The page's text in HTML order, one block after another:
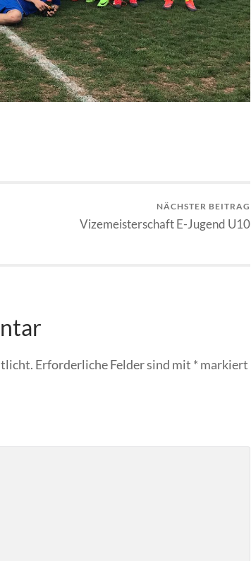
NÄCHSTER BEITRAG
Vizemeisterschaft E-Jugend U10
Erforderliche Felder sind mit * markiert